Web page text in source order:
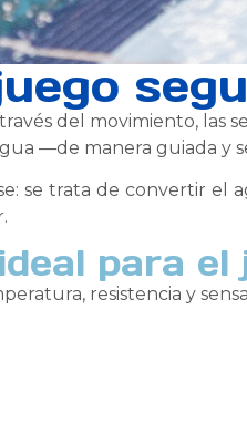
del movimiento, las
—de manera guiada y
se trata de convertir el
para el
resistencia y